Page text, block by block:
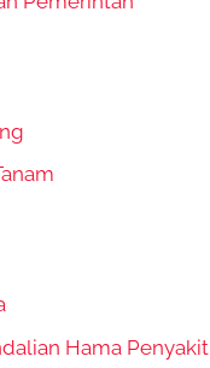
Hama Penyakit